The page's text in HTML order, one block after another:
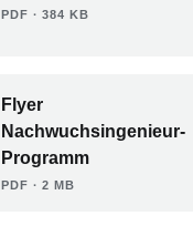
PDF ∙ 384 KB
Flyer
Nachwuchsingenieur-
Programm
PDF ∙ 2 MB